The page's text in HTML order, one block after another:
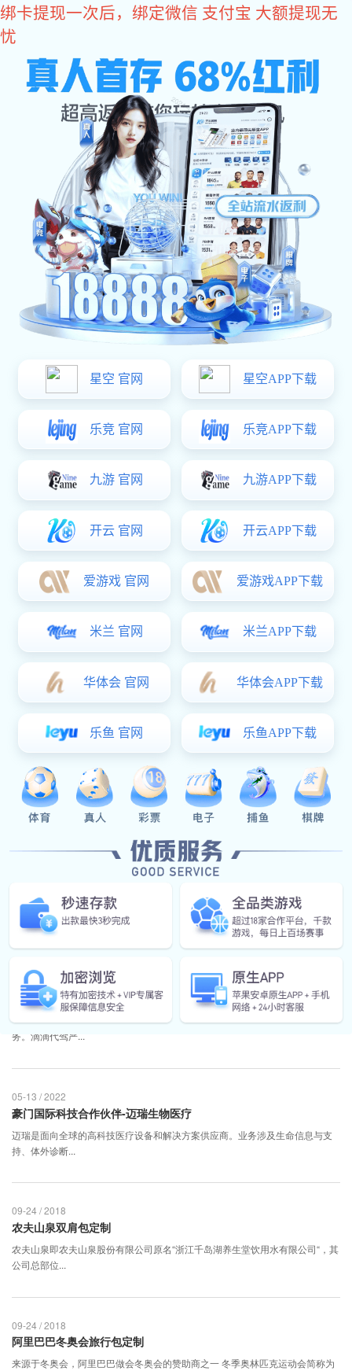
豪门国际
为知名品牌客户提供礼品包定制服务
农夫山泉双肩包定制
2018-09/24
阅读量：
养生堂饮用水有限公司“，其公司总部位于浙江杭州，系旗下控股公
司，成立于1996年9月26日。
——坚持水源地建厂，水源地生产。每一瓶农夫山泉都清晰标
注水源地，确保。农夫山泉坚持在远离都市的深山密林中建立生产
基地，全部生产过程在水源地完成。您喝的每一瓶农夫山泉，都经
过了漫长的运输线路，从大自然远道而来。农夫山泉占据四大优质
的天然源——浙江、吉林长白山、湖北丹江口、广东万绿湖。
豪门国际 不生产水，豪门国际 只是大自然的
非常感恩农夫山泉2016 到至今跟豪门国际 合作
豪门国际相关的文章
特斯拉(Tesla)，是一家新能源电动汽车及能源公司，产销新能源电动汽车、太
阳能板及储能设...
滴滴代驾LED背包定制
滴滴代驾成立于2015年，致力于为车主提供专业、便捷、优质、安心的驾驶服
务。滴滴代驾严...
08-16 / 2023
豪门国际科技合作伙伴-迈瑞生物医疗
迈瑞是面向全球的高科技医疗设备和解决方案供应商。业务涉及生命信息与支
持、体外诊断...
05-13 / 2022
农夫山泉双肩包定制
农夫山泉即农夫山泉股份有限公司原名“浙江千岛湖养生堂饮用水有限公司“，其
公司总部位...
09-24 / 2018
阿里巴巴冬奥会旅行包定制
来源于冬奥会，阿里巴巴做会冬奥会的赞助商之一 冬季奥林匹克运动会简称为
09-24 / 2018